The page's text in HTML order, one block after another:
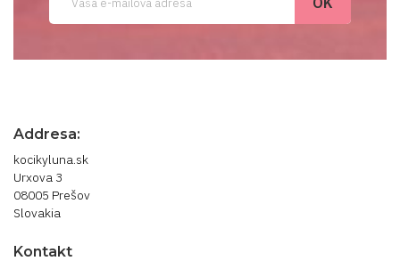
Addresa:
kocikyluna.sk
Urxova 3
08005 Prešov
Slovakia
Kontakt